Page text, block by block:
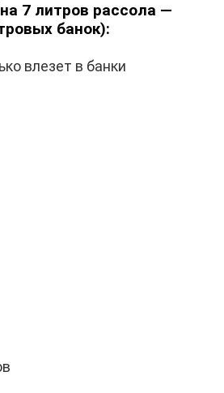
7 литров рассола —
банок):
влезет в банки